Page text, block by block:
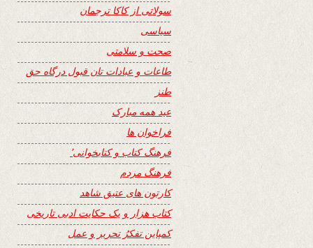
سولاتی از کاکا ترجمان
سیاسی
صحت و سلامتی
طاعات و عبادات تان قبول درگاه حق
طنز
عید همه مبارک
فراخوان ها
فرهنگ کتاب و کتابخوانی٬
فرهنگ مردم
کارتون های عتیق شاهد
کتاب هزار و یک حکایت ادبی تاریخی
کمپاین تفکرُ تحریر و عمل